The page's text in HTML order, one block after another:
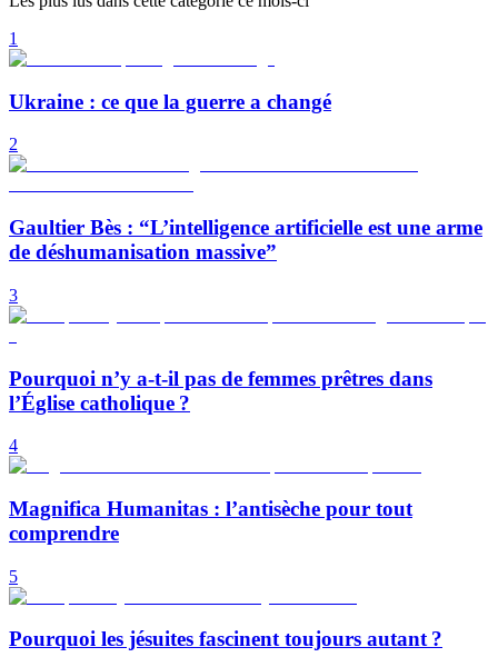
1
Ukraine : ce que la guerre a changé
2
Gaultier Bès : “L’intelligence artificielle est une arme
de déshumanisation massive”
3
Pourquoi n’y a-t-il pas de femmes prêtres dans
l’Église catholique ?
4
Magnifica Humanitas : l’antisèche pour tout
comprendre
5
Pourquoi les jésuites fascinent toujours autant ?